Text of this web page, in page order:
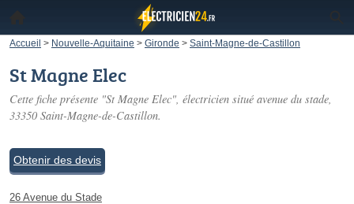
Accueil > Nouvelle-Aquitaine > Gironde > Saint-Magne-de-Castillon
St Magne Elec
Cette fiche présente "St Magne Elec", électricien situé avenue du stade,
33350 Saint-Magne-de-Castillon.
Obtenir des devis
26 Avenue du Stade